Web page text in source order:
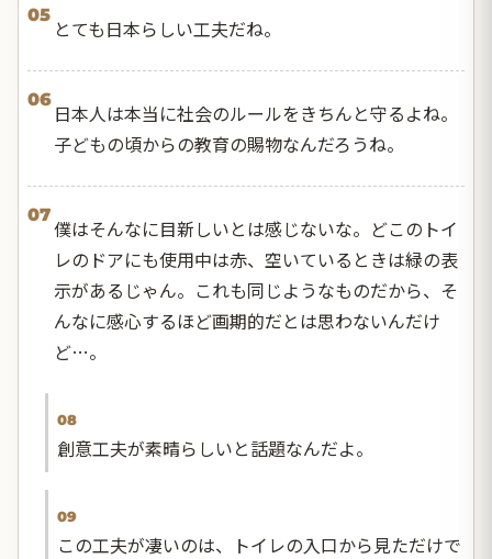
05
とても日本らしい工夫だね。
06
日本人は本当に社会のルールをきちんと守るよね。
子どもの頃からの教育の賜物なんだろうね。
07
僕はそんなに目新しいとは感じないな。どこのトイ
レのドアにも使用中は赤、空いているときは緑の表
示があるじゃん。これも同じようなものだから、そ
んなに感心するほど画期的だとは思わないんだけ
ど…。
08
創意工夫が素晴らしいと話題なんだよ。
09
この工夫が凄いのは、トイレの入口から見ただけで